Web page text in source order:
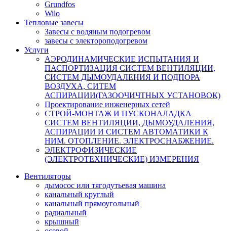
Grundfos
Wilo
Тепловые завесы
Завесы с водяным подогревом
завесы с электороподогревом
Услуги
АЭРОДИНАМИЧЕСКИЕ ИСПЫТАНИЯ И
ПАСПОРТИЗАЦИЯ СИСТЕМ ВЕНТИЛЯЦИИ,
СИСТЕМ ДЫМОУДАЛЕНИЯ И ПОДПОРА
ВОЗДУХА, СИТЕМ
АСПИРАЦИИ(ГАЗООЧИЧТНЫХ УСТАНОВОК)
Проектирование инженерных сетей
СТРОЙ-МОНТАЖ И ПУСКОНАЛАДКА
СИСТЕМ ВЕНТИЛЯЦИИ, ДЫМОУДАЛЕНИЯ,
АСПИРАЦИИ И СИСТЕМ АВТОМАТИКИ К
НИМ. ОТОПЛЕНИЕ. ЭЛЕКТРОСНАБЖЕНИЕ.
ЭЛЕКТРОФИЗИЧЕСКИЕ
(ЭЛЕКТРОТЕХНИЧЕСКИЕ) ИЗМЕРЕНИЯ
Вентиляторы
дымосос или тягодутьевая машина
канальный круглый
канальный прямоугольный
радиальный
крышный